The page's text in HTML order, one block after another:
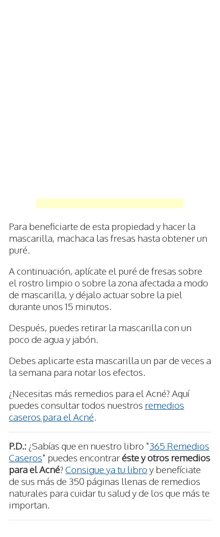
Para beneficiarte de esta propiedad y hacer la
mascarilla, machaca las fresas hasta obtener un
puré.
A continuación, aplícate el puré de fresas sobre
el rostro limpio o sobre la zona afectada a modo
de mascarilla, y déjalo actuar sobre la piel
durante unos 15 minutos.
Después, puedes retirar la mascarilla con un
poco de agua y jabón.
Debes aplicarte esta mascarilla un par de veces a
la semana para notar los efectos.
¿Necesitas más remedios para el Acné? Aquí
puedes consultar todos nuestros remedios
caseros para el Acné
P.D.: ¿Sabías que en nuestro libro "365 Remedios
Caseros" puedes encontraréste y otros remedios
para el Acné? Consigue ya tu libro y benefíciate
de sus más de 350 páginas llenas de remedios
naturales para cuidar tu salud y de los que más te
importan.